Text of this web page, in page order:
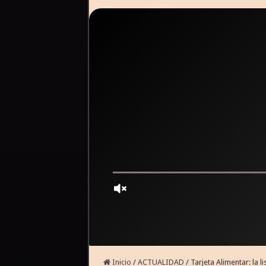
Inicio / ACTUALIDAD / Tarjeta Alimentar: la